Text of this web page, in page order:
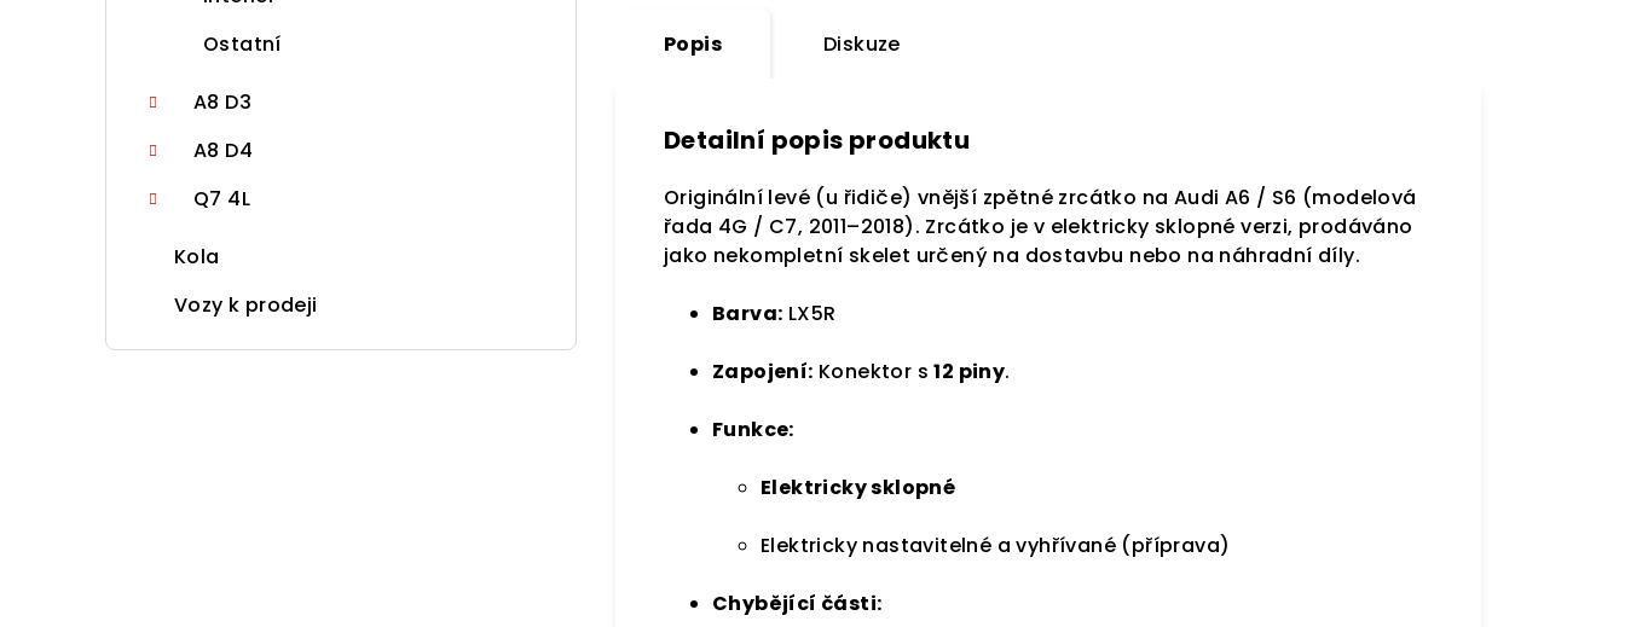
Ostatní
A8 D3
A8 D4
Q7 4L
Kola
Vozy k prodeji
Popis Diskuze
Detailní popis produktu
Originální levé (u řidiče) vnější zpětné zrcátko na Audi A6 / S6 (modelová
řada 4G / C7, 2011–2018). Zrcátko je v elektricky sklopné verzi, prodáváno
jako nekompletní skelet určený na dostavbu nebo na náhradní díly.
Barva: LX5R
Zapojení: Konektor s12 piny.
Funkce:
Elektricky sklopné
Elektricky nastavitelné a vyhřívané (příprava)
Chybějící části: